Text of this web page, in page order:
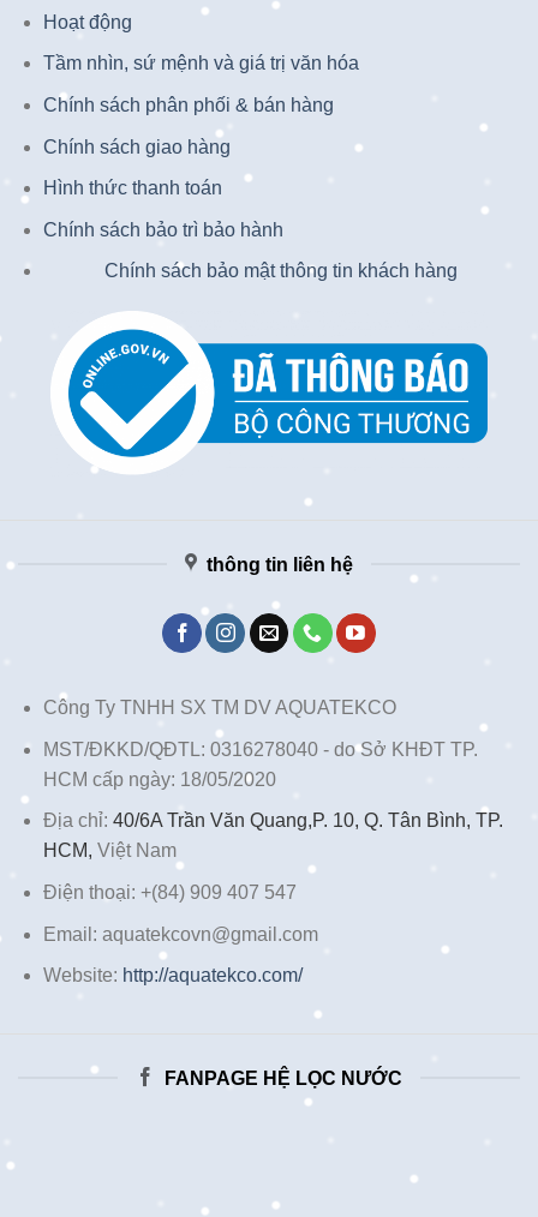
Hoạt động
Tầm nhìn, sứ mệnh và giá trị văn hóa
Chính sách phân phối & bán hàng
Chính sách giao hàng
Hình thức thanh toán
Chính sách bảo trì bảo hành
Chính sách bảo mật thông tin khách hàng
thông tin liên hệ
Công Ty TNHH SX TM DV AQUATEKCO
MST/ĐKKD/QĐTL: 0316278040 - do Sở KHĐT TP.
HCM cấp ngày: 18/05/2020
Địa chỉ: 40/6A Trần Văn Quang,P. 10, Q. Tân Bình, TP.
HCM, Việt Nam
Điện thoại: +(84) 909 407 547
Email: aquatekcovn@gmail.com
Website: http://aquatekco.com/
FANPAGE HỆ LỌC NƯỚC